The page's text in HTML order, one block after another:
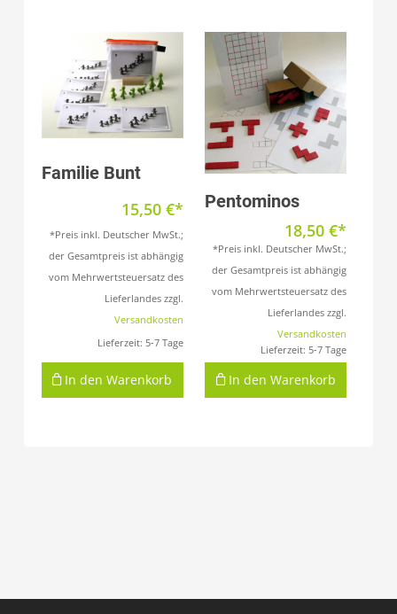
Familie Bunt
In den Warenkorb
15,50 €
*Preis inkl. Deutscher MwSt.;
der Gesamtpreis ist abhängig
vom Mehrwertsteuersatz des
Lieferlandes zzgl.
Versandkosten
Lieferzeit: 5-7 Tage
Produkt anzeigen
Pentominos
In den Warenkorb
18,50 €
*Preis inkl. Deutscher MwSt.;
der Gesamtpreis ist abhängig
vom Mehrwertsteuersatz des
Lieferlandes zzgl.
Versandkosten
Lieferzeit: 5-7 Tage